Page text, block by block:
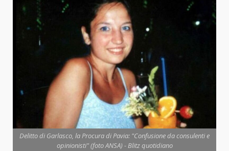
Delitto di Garlasco, la Procura di Pavia: "Confusione da consulenti e
opinionisti" (foto ANSA) - Blitz quotidiano